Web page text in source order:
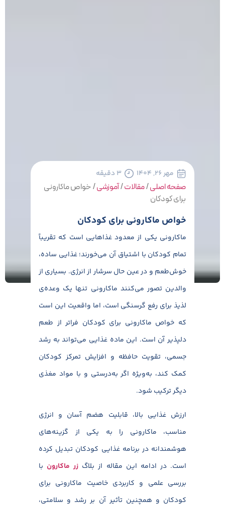
مهر ۲۶, ۱۴۰۴ ۳ دقیقه
صفحه اصلی/مقالات/آموزشی/خواص ماکارونی
برای کودکان
خواص ماکارونی برای کودکان
ماکارونی یکی از معدود غذاهایی است که تقریباً
تمام کودکان با اشتیاق آن می‌خورند؛ غذایی ساده،
خوش‌طعم و در عین حال سرشار از انرژی. بسیاری از
والدین تصور می‌کنند ماکارونی تنها یک وعده‌ی
لذیذ برای رفع گرسنگی است، اما واقعیت این است
که خواص ماکارونی برای کودکان فراتر از طعم
دلپذیر آن است. این ماده غذایی می‌تواند به رشد
جسمی، تقویت حافظه و افزایش تمرکز کودکان
کمک کند، به‌ویژه اگر به‌درستی و با مواد مغذی
دیگر ترکیب شود.
ارزش غذایی بالا، قابلیت هضم آسان و انرژی
مناسب، ماکارونی را به یکی از گزینه‌های
هوشمندانه در برنامه غذایی کودکان تبدیل کرده
است. در ادامه این مقاله از بلاگ زر ماکارون با
بررسی علمی و کاربردی خاصیت ماکارونی برای
کودکان و همچنین تأثیر آن بر رشد و سلامتی،